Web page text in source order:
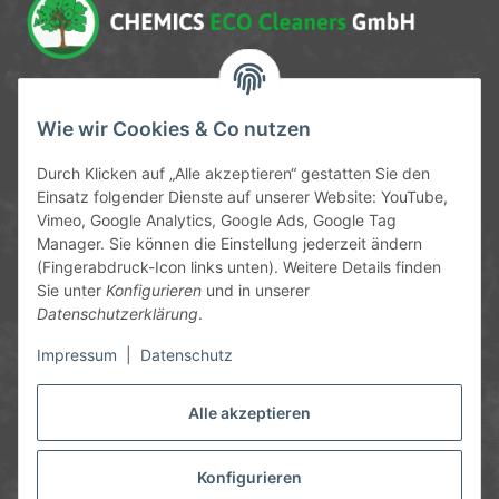
Alle akzeptieren
Konfigurieren
Wie wir Cookies & Co nutzen
Durch Klicken auf „Alle akzeptieren“ gestatten Sie den
Einsatz folgender Dienste auf unserer Website: YouTube,
Vimeo, Google Analytics, Google Ads, Google Tag
Manager. Sie können die Einstellung jederzeit ändern
(Fingerabdruck-Icon links unten). Weitere Details finden
Sie unter Konfigurieren und in unserer
Datenschutzerklärung.
Impressum Datenschutz
Service-Hotline
09372 / 70 80 90
Mo-Fr, 09:00-12:00 | 13:00-17:00 Uhr
Hinter den Straßenäckern 11-13
63906 Erlenbach
info@chemics.eu
Gesetzliche Informationen